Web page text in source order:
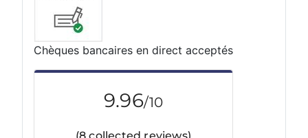
Chèques bancaires en direct acceptés